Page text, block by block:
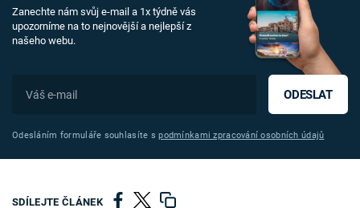
Zanechte nám svůj e-mail a 1x týdně vás
upozorníme na to nejnovější a nejlepší z
našeho webu.
ODESLAT
Odesláním formuláře souhlasíte spodmínkami zpracování osobních údajů
SDÍLEJTE ČLÁNEK